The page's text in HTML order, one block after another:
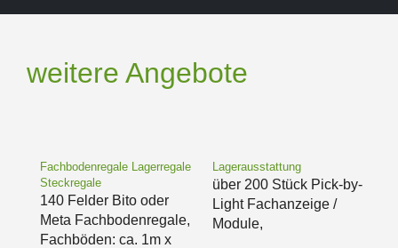
weitere Angebote
Fachbodenregale Lagerregale
Steckregale
140 Felder Bito oder
Meta Fachbodenregale,
Fachböden: ca. 1m x
Lagerausstattung
über 200 Stück Pick-by-
Light Fachanzeige /
Module,